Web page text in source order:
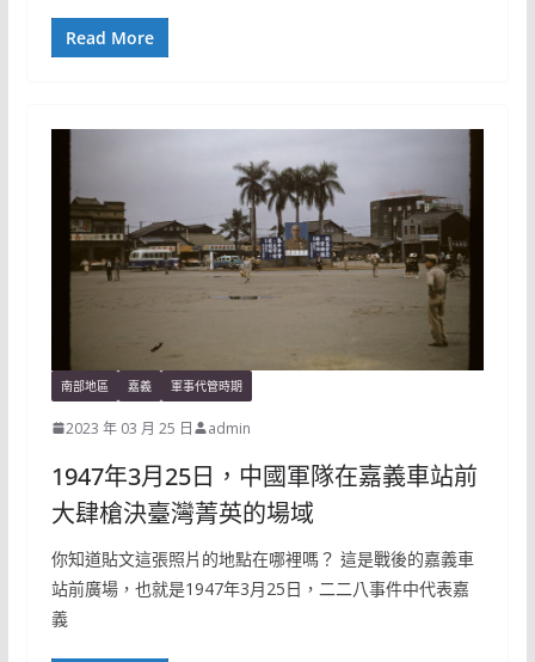
Read More
南部地區 嘉義 軍事代管時期
2023 年 03 月 25 日 admin
1947年3月25日，中國軍隊在嘉義車站前
大肆槍決臺灣菁英的場域
你知道貼文這張照片的地點在哪裡嗎？ 這是戰後的嘉義車
站前廣場，也就是1947年3月25日，二二八事件中代表嘉
義